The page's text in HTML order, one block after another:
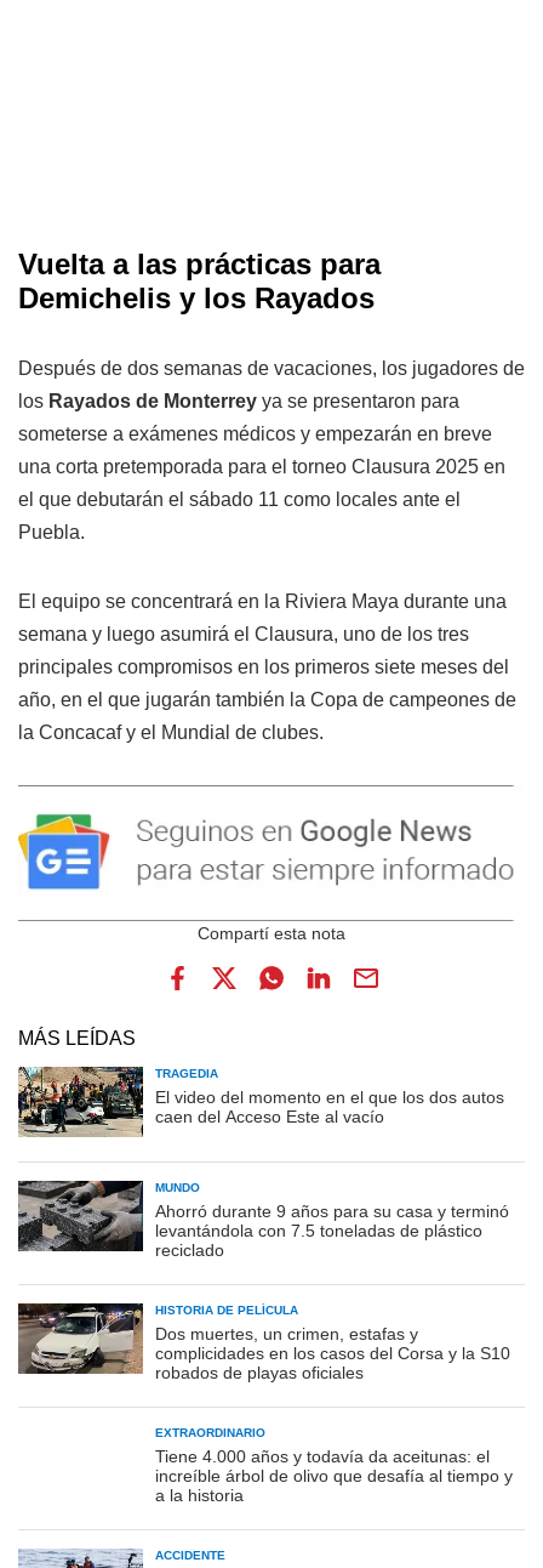
Vuelta a las prácticas para
Demichelis y los Rayados
Después de dos semanas de vacaciones, los jugadores de
los Rayados de Monterrey ya se presentaron para
someterse a exámenes médicos y empezarán en breve
una corta pretemporada para el torneo Clausura 2025 en
el que debutarán el sábado 11 como locales ante el
Puebla.
El equipo se concentrará en la Riviera Maya durante una
semana y luego asumirá el Clausura, uno de los tres
principales compromisos en los primeros siete meses del
año, en el que jugarán también la Copa de campeones de
la Concacaf y el Mundial de clubes.
MÁS LEÍDAS
TRAGEDIA
El video del momento en el que los dos autos
caen del Acceso Este al vacío
MUNDO
Ahorró durante 9 años para su casa y terminó
levantándola con 7.5 toneladas de plástico
reciclado
HISTORIA DE PELÍCULA
Dos muertes, un crimen, estafas y
complicidades en los casos del Corsa y la S10
robados de playas oficiales
EXTRAORDINARIO
Tiene 4.000 años y todavía da aceitunas: el
increíble árbol de olivo que desafía al tiempo y
a la historia
ACCIDENTE